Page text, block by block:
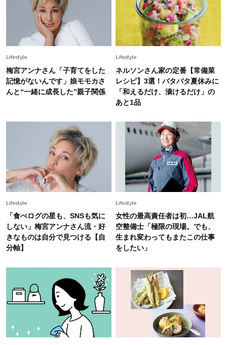
選び」！
Fashion
【40代のTシャツコーデ】超ビッグサイズ×きれ
Fashion 2026.7.9
スタイリストが本気で推す！40代がほどよく華
やぐ【甘め黒アイテム】3選
Fashion
26年夏は「小ぶり」が大流行中！人と被らない
【最旬かごバッグ】6選
Lifestyle
梅宮アンナさん「子育てをした
記憶がないんです」娘モモカさ
んと“一緒に成長した”親子関係
Lifestyle
ネルソンさん家の定番【常備菜
レシピ】3選！バタバタ夏休みに
「和えるだけ、漬けるだけ」の
あと1品
Lifestyle
「食べログの星も、SNSも気に
しない」梅宮アンナさん流・好
きなものは自分で見つける【自
分軸】
Lifestyle
女性の最高責任者は初…JAL航
空整備士「極限の現場。でも、
生まれ変わってもまたこの仕事
をしたい」